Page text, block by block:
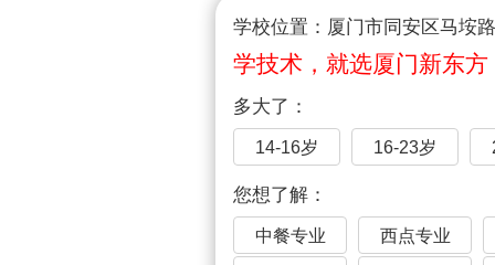
学校位置：厦门市同安区马垵
学技术，就选厦门新东方
多大了：
14-16岁 16-23岁
您想了解：
中餐专业 西点专业